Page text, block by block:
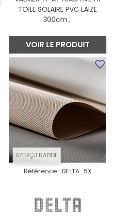
TOILE SOLAIRE PVC LAIZE
300cm...
VOIR LE PRODUIT
APERÇU RAPIDE
Référence : DELTA_5X
favorite_border